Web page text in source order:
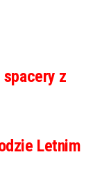
z
Letnim